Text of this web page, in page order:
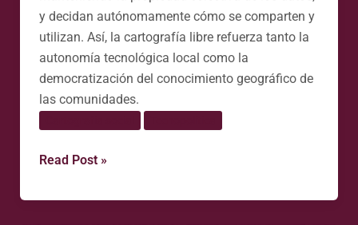
y decidan autónomamente cómo se comparten y
utilizan. Así, la cartografía libre refuerza tanto la
autonomía tecnológica local como la
democratización del conocimiento geográfico de
las comunidades.
Read Post »